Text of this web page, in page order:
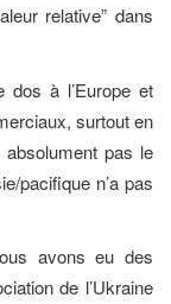
relative” dans
dos à l’Europe et
surtout en
pas le
pacifique n’a pas
avons eu des
de l’Ukraine